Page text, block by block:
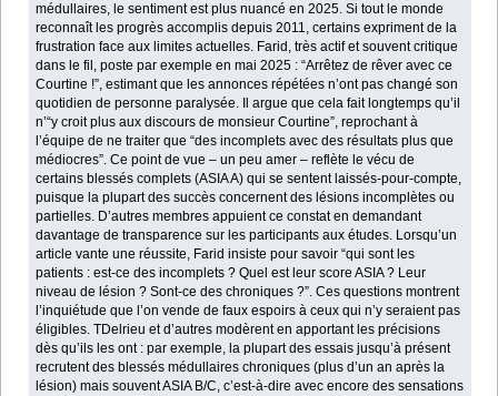
médullaires, le sentiment est plus nuancé en 2025. Si tout le monde
reconnaît les progrès accomplis depuis 2011, certains expriment de la
frustration face aux limites actuelles. Farid, très actif et souvent critique
dans le fil, poste par exemple en mai 2025 : “Arrêtez de rêver avec ce
Courtine !”, estimant que les annonces répétées n’ont pas changé son
quotidien de personne paralysée. Il argue que cela fait longtemps qu’il
n’“y croit plus aux discours de monsieur Courtine”, reprochant à
l’équipe de ne traiter que “des incomplets avec des résultats plus que
médiocres”. Ce point de vue – un peu amer – reflète le vécu de
certains blessés complets (ASIA A) qui se sentent laissés-pour-compte,
puisque la plupart des succès concernent des lésions incomplètes ou
partielles. D’autres membres appuient ce constat en demandant
davantage de transparence sur les participants aux études. Lorsqu’un
article vante une réussite, Farid insiste pour savoir “qui sont les
patients : est-ce des incomplets ? Quel est leur score ASIA ? Leur
niveau de lésion ? Sont-ce des chroniques ?”. Ces questions montrent
l’inquiétude que l’on vende de faux espoirs à ceux qui n’y seraient pas
éligibles. TDelrieu et d’autres modèrent en apportant les précisions
dès qu’ils les ont : par exemple, la plupart des essais jusqu’à présent
recrutent des blessés médullaires chroniques (plus d’un an après la
lésion) mais souvent ASIA B/C, c’est-à-dire avec encore des sensations